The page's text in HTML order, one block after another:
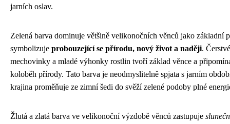
jarních oslav.
Zelená barva dominuje většině velikonočních věnců jako základní
symbolizuje probouzející se přírodu, nový život a naději.
mechovinky a mladé výhonky rostlin tvoří základ věnce a
koloběh přírody. Tato barva je neodmyslitelně spjata s jarním
krajina proměňuje ze zimní šedi do svěží zelené podoby plné
Žlutá a zlatá barva ve velikonoční výzdobě věnců zastupuje